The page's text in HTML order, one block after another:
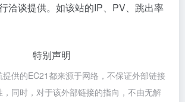
洽谈提供。如该站的IP、PV、跳出率
特别声明
供的EC21都来源于网络，不保证外部链接
同时，对于该外部链接的指向，不由无解